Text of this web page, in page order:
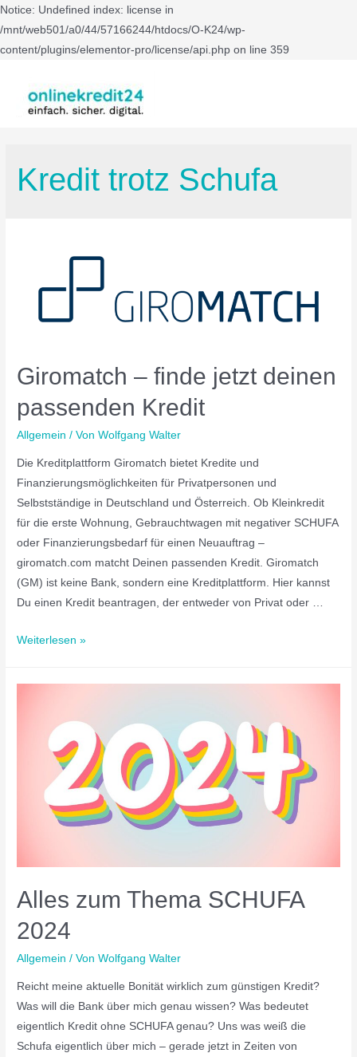
Notice: Undefined index: license in
/mnt/web501/a0/44/57166244/htdocs/O-K24/wp-
content/plugins/elementor-pro/license/api.php on line 359
Kredit trotz Schufa
Giromatch – finde jetzt deinen
passenden Kredit
Allgemein / VonWolfgang Walter
Die Kreditplattform Giromatch bietet Kredite und
Finanzierungsmöglichkeiten für Privatpersonen und
Selbstständige in Deutschland und Österreich. Ob Kleinkredit
für die erste Wohnung, Gebrauchtwagen mit negativer SCHUFA
oder Finanzierungsbedarf für einen Neuauftrag –
giromatch.com matcht Deinen passenden Kredit. Giromatch
(GM) ist keine Bank, sondern eine Kreditplattform. Hier kannst
Du einen Kredit beantragen, der entweder von Privat oder …
Weiterlesen »
Alles zum Thema SCHUFA
2024
Allgemein / VonWolfgang Walter
Reicht meine aktuelle Bonität wirklich zum günstigen Kredit?
Was will die Bank über mich genau wissen? Was bedeutet
eigentlich Kredit ohne SCHUFA genau? Uns was weiß die
Schufa eigentlich über mich – gerade jetzt in Zeiten von